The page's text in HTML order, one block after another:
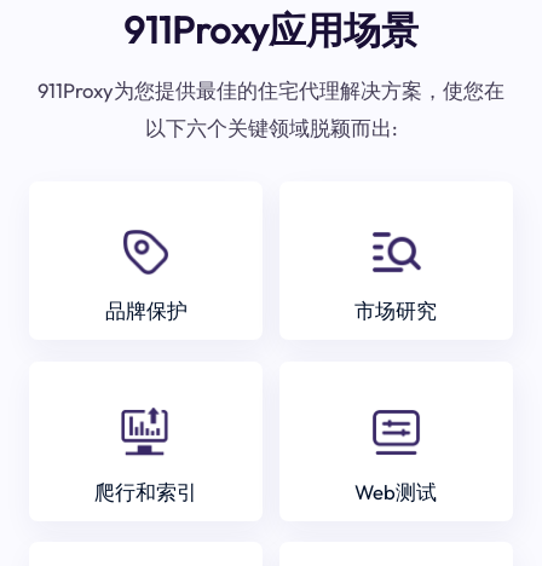
911Proxy应用场景
911Proxy为您提供最佳的住宅代理解决方案，使您在
以下六个关键领域脱颖而出:
品牌保护 市场研究
爬行和索引 Web测试